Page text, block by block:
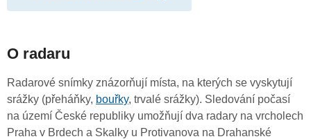
O radaru
Radarové snímky znázorňují místa, na kterých se vyskytují
srážky (přeháňky, bouřky, trvalé srážky). Sledování počasí
na území České republiky umožňují dva radary na vrcholech
Praha v Brdech a Skalky u Protivanova na Drahanské